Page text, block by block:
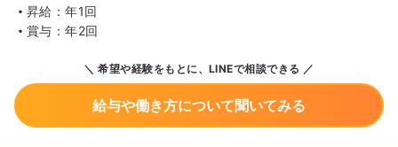
昇給：年1回
賞与：年2回
希望や経験をもとに、LINEで相談できる
給与や働き方について聞いてみる